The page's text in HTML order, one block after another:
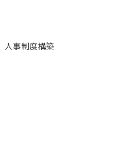
人事制度構築